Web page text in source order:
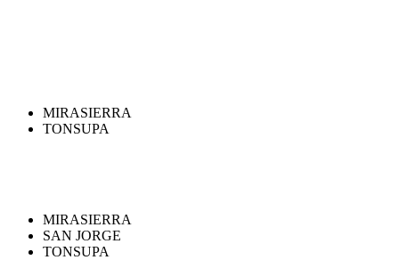
MIRASIERRA
TONSUPA
MIRASIERRA
SAN JORGE
TONSUPA